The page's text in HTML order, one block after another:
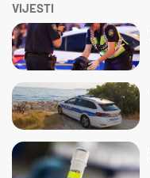
VIJESTI